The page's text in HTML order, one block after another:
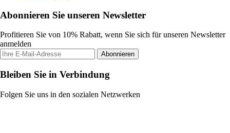
Abonnieren Sie unseren Newsletter
Profitieren Sie von 10% Rabatt, wenn Sie sich für unseren Newsletter
anmelden
Abonnieren
Bleiben Sie in Verbindung
Folgen Sie uns in den sozialen Netzwerken